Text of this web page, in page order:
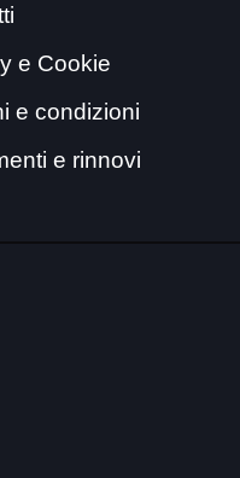
e Cookie
e condizioni
e rinnovi